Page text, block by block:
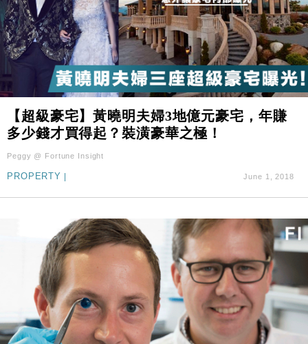
【超級豪宅】黃曉明夫婦3地億元豪宅，年賺
多少錢才買得起？裝潢豪華之極！
Peggy @ Fortune Insight
PROPERTY | June 1, 2018